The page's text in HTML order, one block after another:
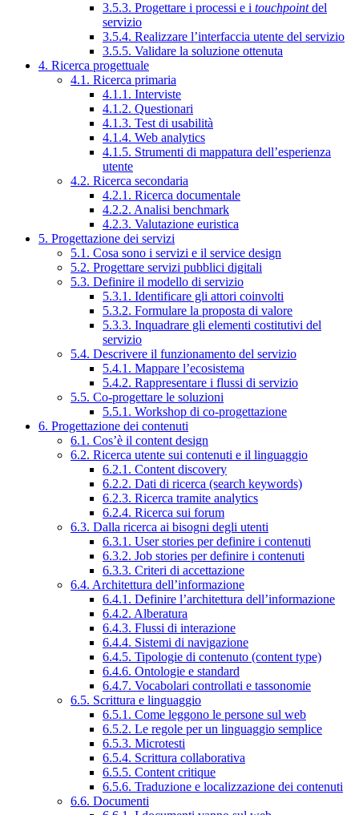
3.5.3. Progettare i processi e i touchpointdel
servizio
3.5.4. Realizzare l’interfaccia utente del servizio
3.5.5. Validare la soluzione ottenuta
4. Ricerca progettuale
4.1. Ricerca primaria
4.1.1. Interviste
4.1.2. Questionari
4.1.3. Test di usabilità
4.1.4. Web analytics
4.1.5. Strumenti di mappatura dell’esperienza
utente
4.2. Ricerca secondaria
4.2.1. Ricerca documentale
4.2.2. Analisi benchmark
4.2.3. Valutazione euristica
5. Progettazione dei servizi
5.1. Cosa sono i servizi e il service design
5.2. Progettare servizi pubblici digitali
5.3. Definire il modello di servizio
5.3.1. Identificare gli attori coinvolti
5.3.2. Formulare la proposta di valore
5.3.3. Inquadrare gli elementi costitutivi del
servizio
5.4. Descrivere il funzionamento del servizio
5.4.1. Mappare l’ecosistema
5.4.2. Rappresentare i flussi di servizio
5.5. Co-progettare le soluzioni
5.5.1. Workshop di co-progettazione
6. Progettazione dei contenuti
6.1. Cos’è il content design
6.2. Ricerca utente sui contenuti e il linguaggio
6.2.1. Content discovery
6.2.2. Dati di ricerca (search keywords)
6.2.3. Ricerca tramite analytics
6.2.4. Ricerca sui forum
6.3. Dalla ricerca ai bisogni degli utenti
6.3.1. User stories per definire i contenuti
6.3.2. Job stories per definire i contenuti
6.3.3. Criteri di accettazione
6.4. Architettura dell’informazione
6.4.1. Definire l’architettura dell’informazione
6.4.2. Alberatura
6.4.3. Flussi di interazione
6.4.4. Sistemi di navigazione
6.4.5. Tipologie di contenuto (content type)
6.4.6. Ontologie e standard
6.4.7. Vocabolari controllati e tassonomie
6.5. Scrittura e linguaggio
6.5.1. Come leggono le persone sul web
6.5.2. Le regole per un linguaggio semplice
6.5.3. Microtesti
6.5.4. Scrittura collaborativa
6.5.5. Content critique
6.5.6. Traduzione e localizzazione dei contenuti
6.6. Documenti